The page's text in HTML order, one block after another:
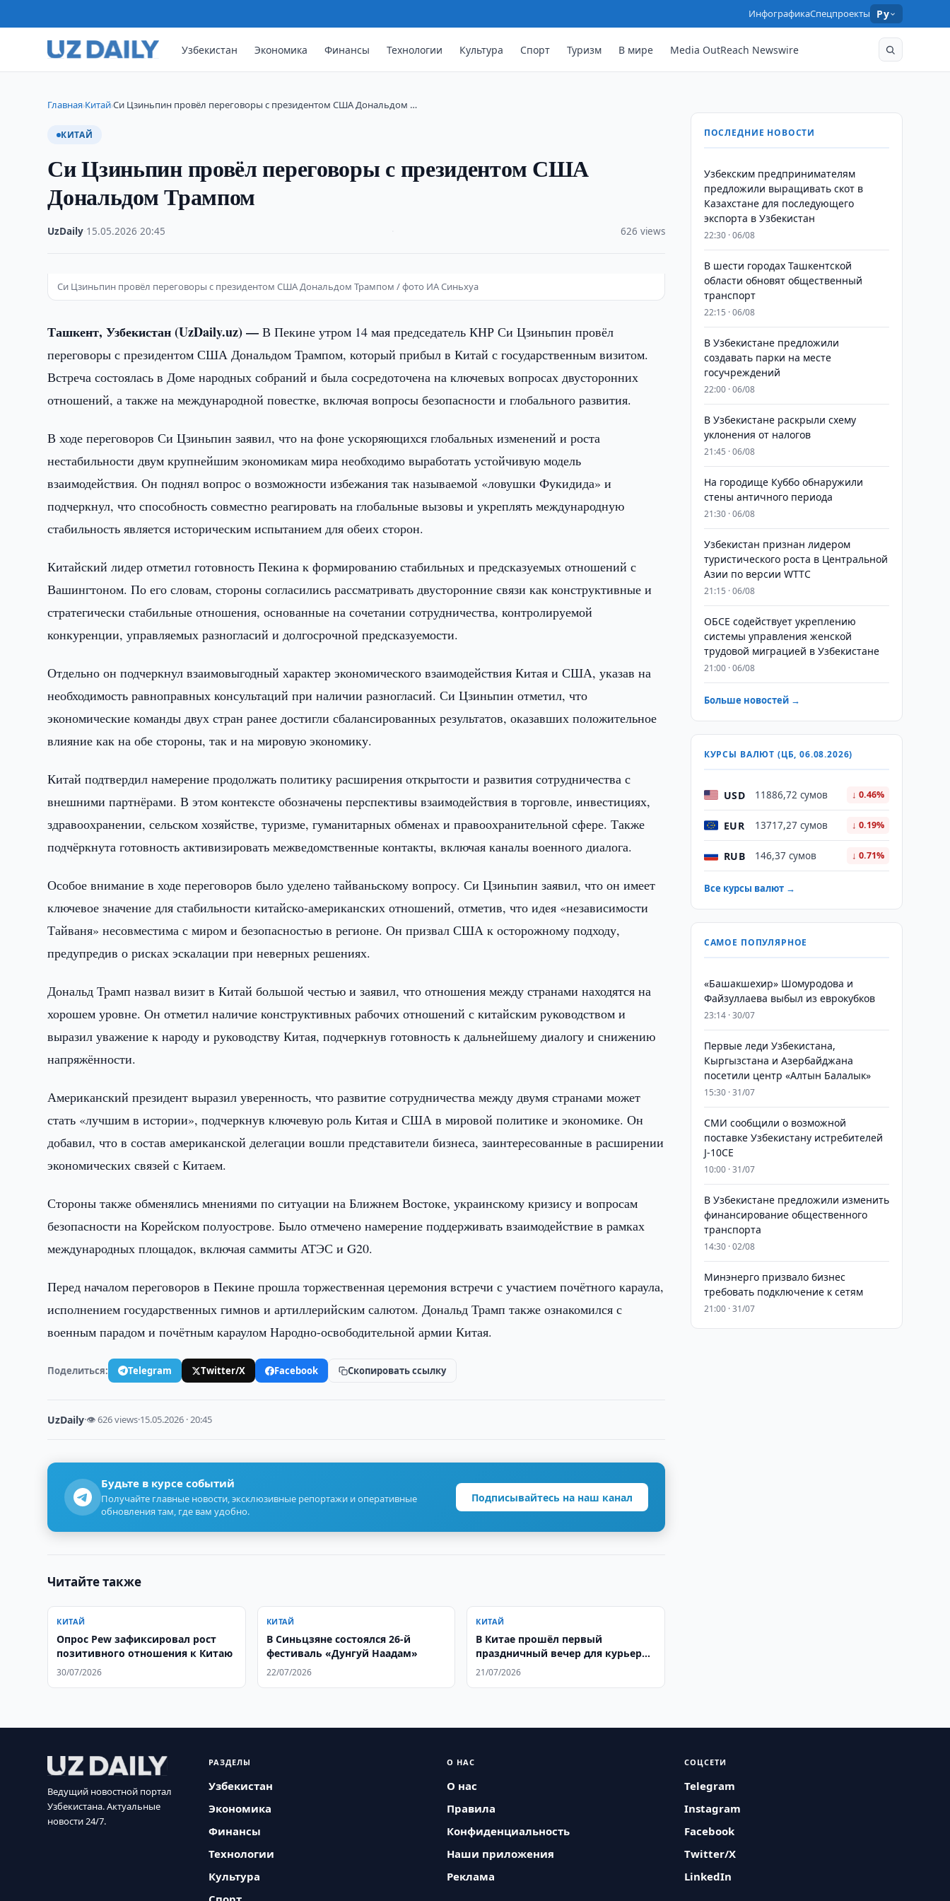
ИнфографикаСпецпроекты Ру
Узбекистан Экономика Финансы Технологии Культура Спорт Туризм В мире Media OutReach Newswire
Главная›Китай›Си Цзиньпин провёл переговоры с президентом США Дональдом …
КИТАЙ
Си Цзиньпин провёл переговоры с президентом США
Дональдом Трампом
UzDaily 15.05.2026 ·20:45 626 views
Си Цзиньпин провёл переговоры с президентом США Дональдом Трампом / фото ИА Синьхуа
Ташкент, Узбекистан (UzDaily.uz) —В Пекине утром 14 мая председатель КНР Си Цзиньпин провёл
переговоры с президентом США Дональдом Трампом, который прибыл в Китай с государственным визитом.
Встреча состоялась в Доме народных собраний и была сосредоточена на ключевых вопросах двусторонних
отношений, а также на международной повестке, включая вопросы безопасности и глобального развития.
В ходе переговоров Си Цзиньпин заявил, что на фоне ускоряющихся глобальных изменений и роста
нестабильности двум крупнейшим экономикам мира необходимо выработать устойчивую модель
взаимодействия. Он поднял вопрос о возможности избежания так называемой «ловушки Фукидида» и
подчеркнул, что способность совместно реагировать на глобальные вызовы и укреплять международную
стабильность является историческим испытанием для обеих сторон.
Китайский лидер отметил готовность Пекина к формированию стабильных и предсказуемых отношений с
Вашингтоном. По его словам, стороны согласились рассматривать двусторонние связи как конструктивные и
стратегически стабильные отношения, основанные на сочетании сотрудничества, контролируемой
конкуренции, управляемых разногласий и долгосрочной предсказуемости.
Отдельно он подчеркнул взаимовыгодный характер экономического взаимодействия Китая и США, указав на
необходимость равноправных консультаций при наличии разногласий. Си Цзиньпин отметил, что
экономические команды двух стран ранее достигли сбалансированных результатов, оказавших положительное
влияние как на обе стороны, так и на мировую экономику.
Китай подтвердил намерение продолжать политику расширения открытости и развития сотрудничества с
внешними партнёрами. В этом контексте обозначены перспективы взаимодействия в торговле, инвестициях,
здравоохранении, сельском хозяйстве, туризме, гуманитарных обменах и правоохранительной сфере. Также
подчёркнута готовность активизировать межведомственные контакты, включая каналы военного диалога.
Особое внимание в ходе переговоров было уделено тайваньскому вопросу. Си Цзиньпин заявил, что он имеет
ключевое значение для стабильности китайско-американских отношений, отметив, что идея «независимости
Тайваня» несовместима с миром и безопасностью в регионе. Он призвал США к осторожному подходу,
предупредив о рисках эскалации при неверных решениях.
Дональд Трамп назвал визит в Китай большой честью и заявил, что отношения между странами находятся на
хорошем уровне. Он отметил наличие конструктивных рабочих отношений с китайским руководством и
выразил уважение к народу и руководству Китая, подчеркнув готовность к дальнейшему диалогу и снижению
напряжённости.
Американский президент выразил уверенность, что развитие сотрудничества между двумя странами может
стать «лучшим в истории», подчеркнув ключевую роль Китая и США в мировой политике и экономике. Он
добавил, что в состав американской делегации вошли представители бизнеса, заинтересованные в расширении
экономических связей с Китаем.
Стороны также обменялись мнениями по ситуации на Ближнем Востоке, украинскому кризису и вопросам
безопасности на Корейском полуострове. Было отмечено намерение поддерживать взаимодействие в рамках
международных площадок, включая саммиты АТЭС и G20.
Перед началом переговоров в Пекине прошла торжественная церемония встречи с участием почётного караула,
исполнением государственных гимнов и артиллерийским салютом. Дональд Трамп также ознакомился с
военным парадом и почётным караулом Народно-освободительной армии Китая.
Поделиться: Telegram Twitter/X Facebook Скопировать ссылку
UzDaily·👁 626 views·15.05.2026 · 20:45
Будьте в курсе событий
Получайте главные новости, эксклюзивные репортажи и оперативные
обновления там, где вам удобно.
Подписывайтесь на наш канал
Читайте также
КИТАЙ
Опрос Pew зафиксировал рост
позитивного отношения к Китаю
30/07/2026
КИТАЙ
В Синьцзяне состоялся 26-й
фестиваль «Дунгуй Наадам»
22/07/2026
КИТАЙ
В Китае прошёл первый
праздничный вечер для курьеров
и других работников новых форм
21/07/2026
ПОСЛЕДНИЕ НОВОСТИ
Узбекским предпринимателям
предложили выращивать скот в
Казахстане для последующего
экспорта в Узбекистан
22:30 · 06/08
В шести городах Ташкентской
области обновят общественный
транспорт
22:15 · 06/08
В Узбекистане предложили
создавать парки на месте
госучреждений
22:00 · 06/08
В Узбекистане раскрыли схему
уклонения от налогов
21:45 · 06/08
На городище Куббо обнаружили
стены античного периода
21:30 · 06/08
Узбекистан признан лидером
туристического роста в Центральной
Азии по версии WTTC
21:15 · 06/08
ОБСЕ содействует укреплению
системы управления женской
трудовой миграцией в Узбекистане
21:00 · 06/08
Больше новостей →
КУРСЫ ВАЛЮТ (ЦБ, 06.08.2026)
USD 11886,72 сумов ↓ 0.46%
EUR 13717,27 сумов ↓ 0.19%
RUB 146,37 сумов ↓ 0.71%
Все курсы валют →
САМОЕ ПОПУЛЯРНОЕ
«Башакшехир» Шомуродова и
Файзуллаева выбыл из еврокубков
23:14 · 30/07
Первые леди Узбекистана,
Кыргызстана и Азербайджана
посетили центр «Алтын Балалык»
15:30 · 31/07
СМИ сообщили о возможной
поставке Узбекистану истребителей
J-10CE
10:00 · 31/07
В Узбекистане предложили изменить
финансирование общественного
транспорта
14:30 · 02/08
Минэнерго призвало бизнес
требовать подключение к сетям
21:00 · 31/07
Ведущий новостной портал
Узбекистана. Актуальные
новости 24/7.
РАЗДЕЛЫ
Узбекистан
Экономика
Финансы
Технологии
Культура
О НАС
О нас
Правила
Конфиденциальность
Наши приложения
Реклама
СОЦСЕТИ
Telegram
Instagram
Facebook
Twitter/X
LinkedIn